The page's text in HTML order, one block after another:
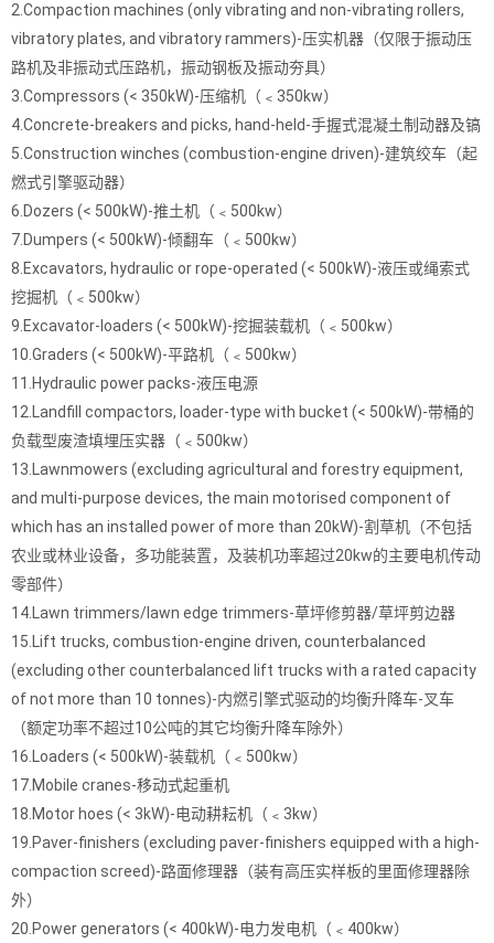
2.Compaction machines (only vibrating and non-vibrating rollers,
vibratory plates, and vibratory rammers)-压实机器（仅限于振动压
路机及非振动式压路机，振动钢板及振动夯具）
3.Compressors (< 350kW)-压缩机（﹤350kw）
4.Concrete-breakers and picks, hand-held-手握式混凝土制动器及镐
5.Construction winches (combustion-engine driven)-建筑绞车（起
燃式引擎驱动器）
6.Dozers (< 500kW)-推土机（﹤500kw）
7.Dumpers (< 500kW)-倾翻车（﹤500kw）
8.Excavators, hydraulic or rope-operated (< 500kW)-液压或绳索式
挖掘机（﹤500kw）
9.Excavator-loaders (< 500kW)-挖掘装载机（﹤500kw）
10.Graders (< 500kW)-平路机（﹤500kw）
11.Hydraulic power packs-液压电源
12.Landfill compactors, loader-type with bucket (< 500kW)-带桶的
负载型废渣填埋压实器（﹤500kw）
13.Lawnmowers (excluding agricultural and forestry equipment,
and multi-purpose devices, the main motorised component of
which has an installed power of more than 20kW)-割草机（不包括
农业或林业设备，多功能装置，及装机功率超过20kw的主要电机传动
零部件）
14.Lawn trimmers/lawn edge trimmers-草坪修剪器/草坪剪边器
15.Lift trucks, combustion-engine driven, counterbalanced
(excluding other counterbalanced lift trucks with a rated capacity
of not more than 10 tonnes)-内燃引擎式驱动的均衡升降车-叉车
（额定功率不超过10公吨的其它均衡升降车除外）
16.Loaders (< 500kW)-装载机（﹤500kw）
17.Mobile cranes-移动式起重机
18.Motor hoes (< 3kW)-电动耕耘机（﹤3kw）
19.Paver-finishers (excluding paver-finishers equipped with a high-
compaction screed)-路面修理器（装有高压实样板的里面修理器除
外）
20.Power generators (< 400kW)-电力发电机（﹤400kw）